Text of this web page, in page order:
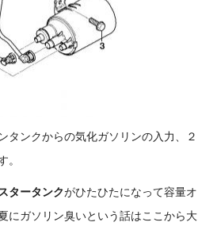
タンクからの気化ガソリンの入力、２
。
タータンクがひたひたになって容量オ
にガソリン臭いという話はここから大